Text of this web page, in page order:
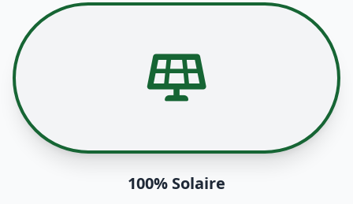
100% Solaire